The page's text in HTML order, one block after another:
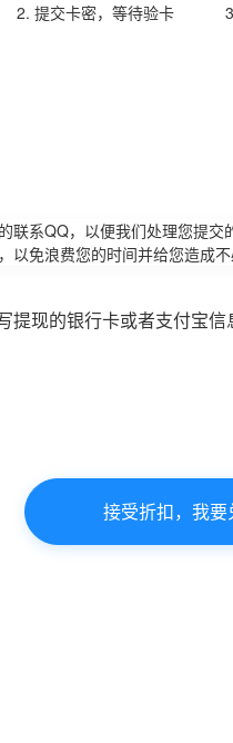
2. 提交卡密，等待验卡
系QQ，以便我们处理您提交
免浪费您的时间并给您造成不
提现的银行卡或者支付宝
接受折扣，我要